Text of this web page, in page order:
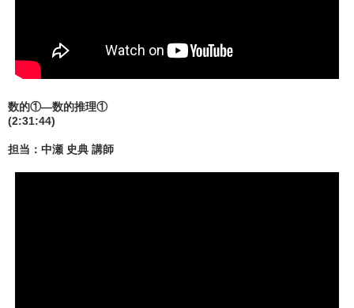
数的①—数的推理①
(2:31:44)
担当：中瀬 史典 講師